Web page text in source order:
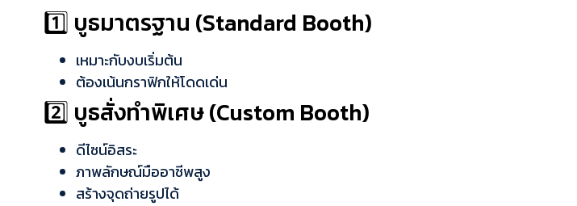
1️⃣ บูธมาตรฐาน (Standard Booth)
เหมาะกับงบเริ่มต้น
ต้องเน้นกราฟิกให้โดดเด่น
2️⃣ บูธสั่งทำพิเศษ (Custom Booth)
ดีไซน์อิสระ
ภาพลักษณ์มืออาชีพสูง
สร้างจุดถ่ายรูปได้